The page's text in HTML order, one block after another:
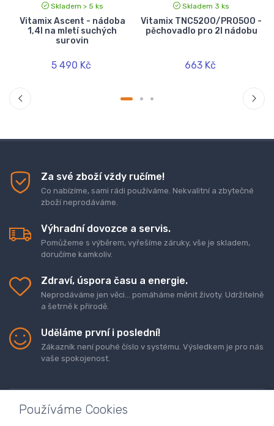
Skladem > 5 ks
Vitamix Ascent - nádoba
1,4l na mletí suchých
surovin
5 490 Kč
Skladem 3 ks
Vitamix TNC5200/PRO500 -
pěchovadlo pro 2l nádobu
663 Kč
Za své zboží vždy ručíme!
Co nabízíme, sami rádi používáme. Nekvalitní a zbytečné
zboží neprodáváme.
Výhradní dovozce a servis.
Pomůžeme s výběrem, vyřešíme záruky, vše je skladem,
doručíme kamkoliv.
Zdraví, úspora času a energie.
Neprodáváme jen věci... pomáháme měnit životy. Udržitelně
a šetrně k přírodě.
Uděláme první i poslední!
Zákazník není pouhé číslo v systému. Výsledkem je pro nás
vaše spokojenost.
Používáme Cookies